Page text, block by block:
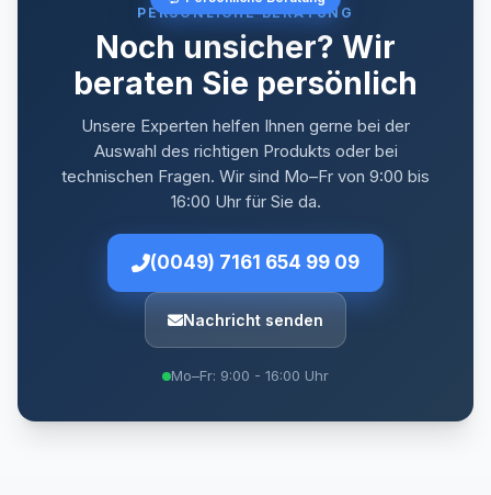
PERSÖNLICHE BERATUNG
Noch unsicher? Wir
beraten Sie persönlich
Unsere Experten helfen Ihnen gerne bei der
Auswahl des richtigen Produkts oder bei
technischen Fragen. Wir sind Mo–Fr von 9:00 bis
16:00 Uhr für Sie da.
(0049) 7161 654 99 09
Nachricht senden
Mo–Fr: 9:00 - 16:00 Uhr